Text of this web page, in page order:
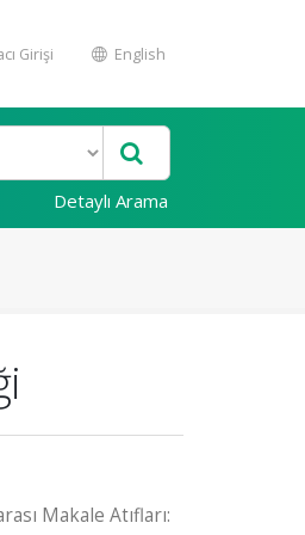
Girişi English
Detaylı Arama
Makale Atıfları: